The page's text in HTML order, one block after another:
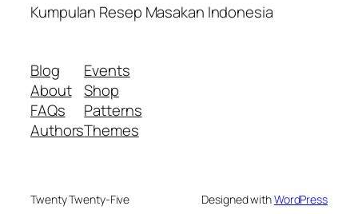
Kumpulan Resep Masakan Indonesia
Blog
About
FAQs
Authors
Events
Shop
Patterns
Themes
Twenty Twenty-Five Designed withWordPress